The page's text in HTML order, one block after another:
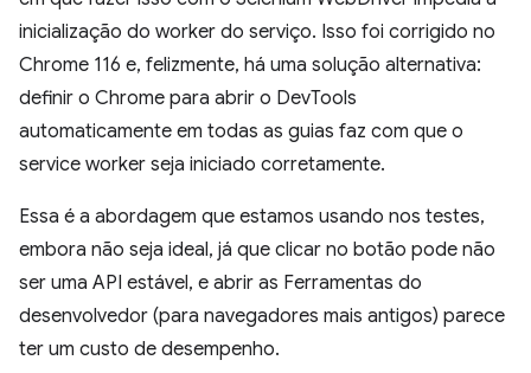
inicialização do worker do serviço. Isso foi corrigido no
Chrome 116 e, felizmente, há uma solução alternativa:
definir o Chrome para abrir o DevTools
automaticamente em todas as guias faz com que o
service worker seja iniciado corretamente.
Essa é a abordagem que estamos usando nos testes,
embora não seja ideal, já que clicar no botão pode não
ser uma API estável, e abrir as Ferramentas do
desenvolvedor (para navegadores mais antigos) parece
ter um custo de desempenho.